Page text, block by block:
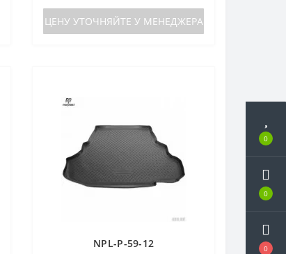
0
0
0
ЦЕНУ УТОЧНЯЙТЕ У МЕНЕДЖЕРА
NPL-P-59-12